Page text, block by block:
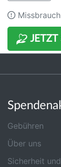
JETZT
Gebühren
Über uns
Sicherheit